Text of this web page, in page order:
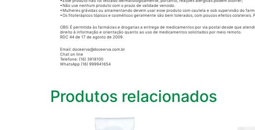
•Não use nenhum produto com o prazo de validade vencido.
•Mulheres grávidas ou amamentando devem usar esse produto com cautela e sob supervisão do
•Os fitoterápicos tópicos e cosméticos geralmente são bem tolerados, com poucos efeitos
OBS: É permitida às farmácias e drogarias a entrega de medicamentos por via postal desde que
direito à informação e orientação quanto ao uso de medicamentos solicitados por meio remoto.
RDC 44 de 17 de agosto de 2009.
Email: doceerva@doceerva.com.br
Chat on line
Telefone: (16) 3918100
WhatsApp (16) 999941654
Produtos relacionados